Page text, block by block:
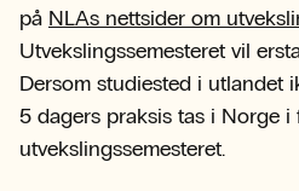
på NLAs nettsider om
Utvekslingssemesteret vil
Dersom studiested i utlandet
5 dagers praksis tas i Norge
utvekslingssemesteret.